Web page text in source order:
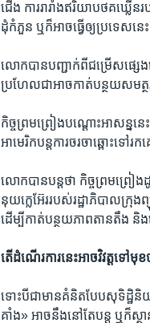
ជើង ការ​រារាំង​ឥរិយាបថ​គឃ្លើន​
ដុំ​កំភួន ឬ​ក៏​អាច​ធ្វើ​ឲ្យ​ប្រទេស​ន
លោក​បាន​បញ្ជាក់​ពី​ជម្រើស​ផ្សេង​
ប្រហែល​ជា​អាច​កាត់​បន្ថយ​សមត្
កិច្ច​ព្រមព្រៀង​បណ្ដោះ​អាសន្ន​
អាមេរិក​បន្ត​ការ​ចរចា​ឆ្ពោះ​ទ
លោក​បាន​បន្ត​ថា កិច្ច​ព្រមព្រៀ
នុយក្លេអ៊ែរ​របស់​រដ្ឋាភិបាល​ក្រុ
ដើម្បី​កាត់​បន្ថយ​ភាព​តានតឹង និ
តើ​ដំណើរការ​នេះ​អាច​វិវត្ត​ទៅ​មុ
ទោះបីជា​មាន​គំនិត​បែប​សុទិដ្ឋិ
គាំង» អាច​នឹង​នៅតែ​បន្ត ឬ​ក៏​ស្ថ